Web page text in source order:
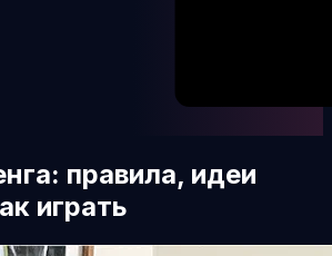
правила, идеи
играть